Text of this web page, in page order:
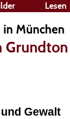
Lesen
München
Gewalt